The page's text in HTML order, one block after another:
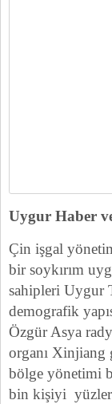
Uygur Haber
Çin işgal
bir soykırım
sahipleri Uygur
demografik
Özgür Asya
organı Xinjiang
bölge yönetimi
bin kişiyi